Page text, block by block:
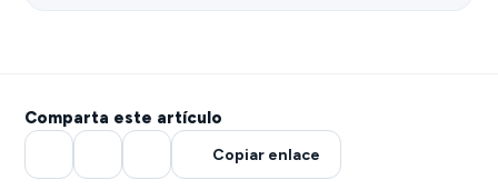
Comparta este artículo
Copiar enlace